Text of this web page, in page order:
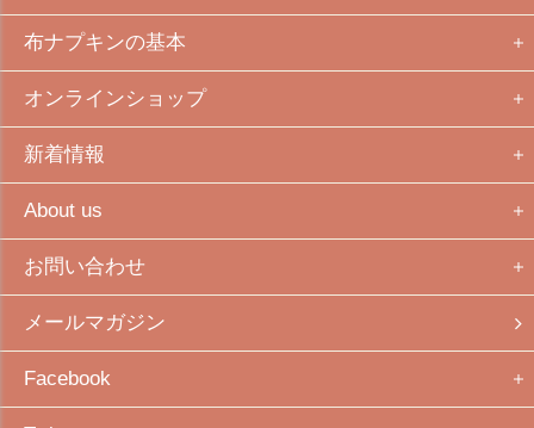
布ナプキンの基本
オンラインショップ
新着情報
About us
お問い合わせ
メールマガジン
Facebook